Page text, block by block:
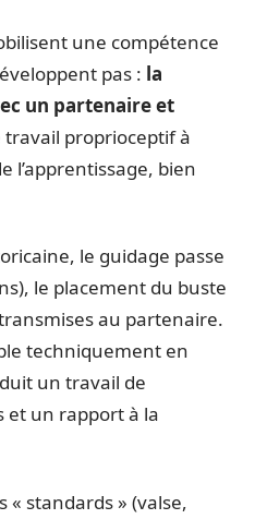
une compétence
pas : la
un partenaire et
travail proprioceptif à
l’apprentissage, bien
le guidage passe
le placement du buste
au partenaire.
techniquement en
un travail de
et un rapport à la
« standards » (valse,